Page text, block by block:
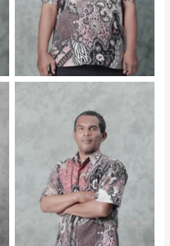
Agus Tarjono – Staf